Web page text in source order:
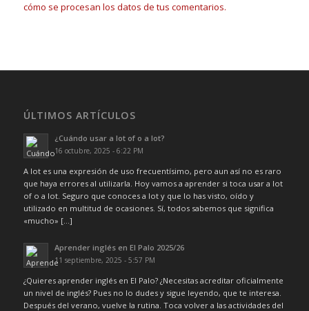
cómo se procesan los datos de tus comentarios.
ÚLTIMOS ARTÍCULOS
¿Cuándo usar a lot of o a lot?
16 octubre, 2025 - 6:22 PM
A lot es una expresión de uso frecuentísimo, pero aun así no es raro
que haya errores al utilizarla. Hoy vamos a aprender si toca usar a lot
of o a lot. Seguro que conoces a lot y que lo has visto, oído y
utilizado en multitud de ocasiones. Sí, todos sabemos que significa
«mucho» […]
Aprender inglés en El Palo 2025/26
11 septiembre, 2025 - 5:57 PM
¿Quieres aprender inglés en El Palo? ¿Necesitas acreditar oficialmente
un nivel de inglés? Pues no lo dudes y sigue leyendo, que te interesa.
Después del verano, vuelve la rutina. Toca volver a las actividades del